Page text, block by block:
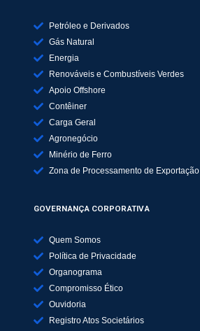
Petróleo e Derivados
Gás Natural
Energia
Renováveis e Combustíveis Verdes
Apoio Offshore
Contêiner
Carga Geral
Agronegócio
Minério de Ferro
Zona de Processamento de Exportação
GOVERNANÇA CORPORATIVA
Quem Somos
Política de Privacidade
Organograma
Compromisso Ético
Ouvidoria
Registro Atos Societários